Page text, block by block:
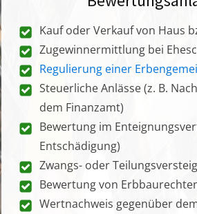
Kauf oder Verkauf von Haus
Zugewinnermittlung bei
Regulierung einer
Steuerliche Anlässe (z. B.
dem Finanzamt)
Bewertung im
Entschädigung)
Zwangs- oder
Bewertung von
Wertnachweis gegenüber